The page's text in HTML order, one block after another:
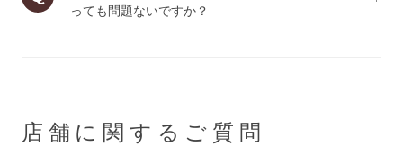
っても問題ないですか？
店舗に関するご質問